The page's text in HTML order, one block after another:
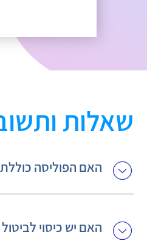
שאלות
האם הפוליסה כוללת
האם יש כיסוי